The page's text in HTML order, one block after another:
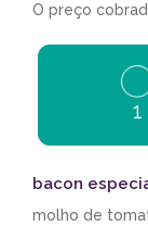
O preço
1
bacon
molho de